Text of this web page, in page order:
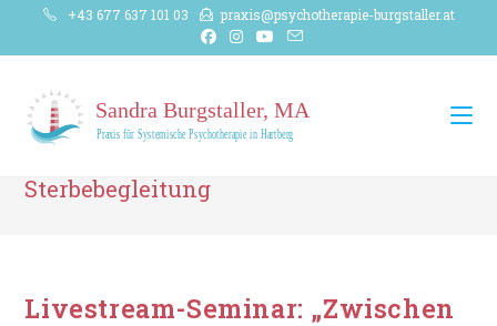
+43 677 637 101 03 praxis@psychotherapie-burgstaller.at
Sterbebegleitung
Livestream-Seminar: „Zwischen